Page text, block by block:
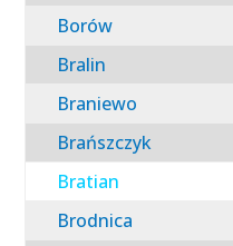
Borów
Bralin
Braniewo
Brańszczyk
Bratian
Brodnica